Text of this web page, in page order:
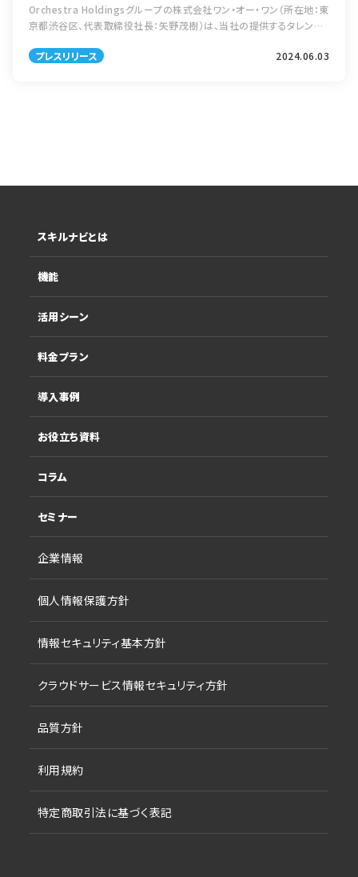
Orchestra Holdingsグループの株式会社ワン・オー・ワン（所在地：東
京都渋谷区、代表取締役社長：矢野茂樹）は、当社の提供するタレント
「令和 […]
プレスリリース 2024.06.03
スキルナビとは
機能
活用シーン
料金プラン
導入事例
お役立ち資料
コラム
セミナー
企業情報
個人情報保護方針
情報セキュリティ基本方針
クラウドサービス情報セキュリティ方針
品質方針
利用規約
特定商取引法に基づく表記